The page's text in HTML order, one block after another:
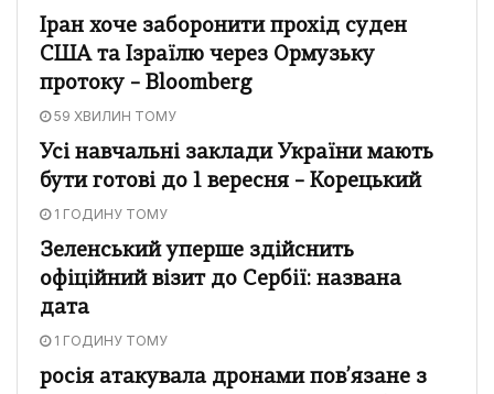
Іран хоче заборонити прохід суден
США та Ізраїлю через Ормузьку
протоку – Bloomberg
59 ХВИЛИН ТОМУ
Усі навчальні заклади України мають
бути готові до 1 вересня – Корецький
1 ГОДИНУ ТОМУ
Зеленський уперше здійснить
офіційний візит до Сербії: названа
дата
1 ГОДИНУ ТОМУ
росія атакувала дронами пов’язане з